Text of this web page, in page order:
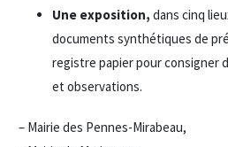
Une exposition, dans cinq
documents synthétiques de
registre papier pour consigner
et observations.
– Mairie des Pennes-Mirabeau,